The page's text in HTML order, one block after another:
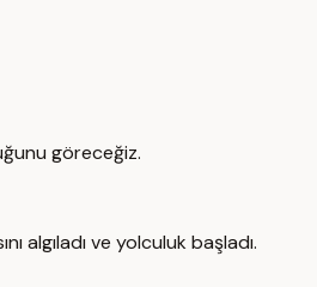
göreceğiz.
algıladı ve yolculuk başladı.